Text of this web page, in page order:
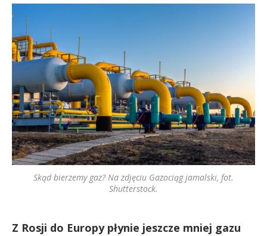
Skąd bierzemy gaz? Na zdjęciu Gazociąg jamalski, fot.
Shutterstock.
Z Rosji do Europy płynie jeszcze mniej gazu